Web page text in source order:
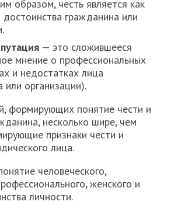
образом, честь является как
гражданина или
— это сложившееся
мнение о профессиональных
и недостатках лица
или организации).
формирующих понятие чести и
несколько шире, чем
признаки чести и
лица.
человеческого,
женского и
личности.